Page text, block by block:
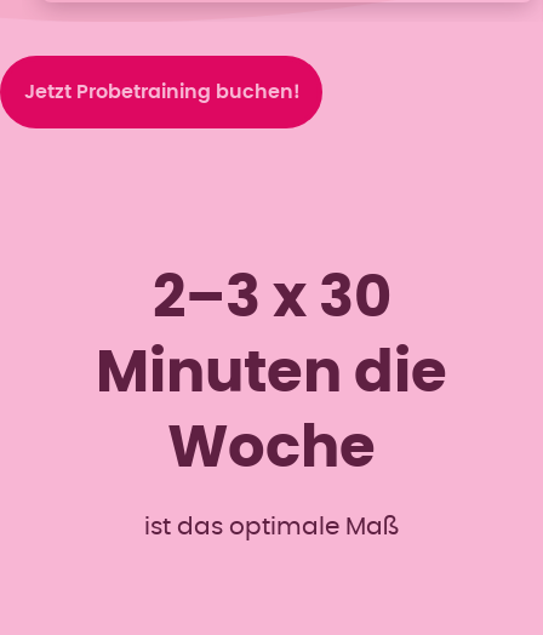
Jetzt Probetraining buchen!
2–3 x 30
Minuten die
Woche
ist das optimale Maß